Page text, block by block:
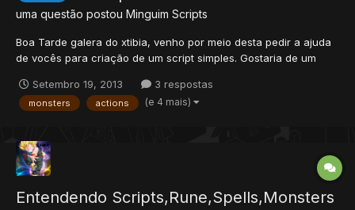
uma questão postou Minguim Scripts
Boa Tarde galera do xtibia, venho por meio desta pedir a ajuda
de vocês para criação de um script simples. Gostaria de um
monstro. Objetivo: O monstro invocado seria chamado de
Magebomb com pouca vida mais que desse um ata...
Setembro 19, 2013 3 respostas
monsters actions (e 4 mais)
Entendendo Scripts,Rune,Spells,Monsters